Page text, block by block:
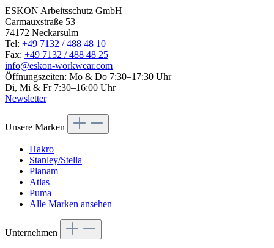
ESKON Arbeitsschutz GmbH
Carmauxstraße 53
74172 Neckarsulm
Tel: +49 7132 / 488 48 10
Fax: +49 7132 / 488 48 25
info@eskon-workwear.com
Öffnungszeiten: Mo & Do 7:30–17:30 Uhr
Di, Mi & Fr 7:30–16:00 Uhr
Newsletter
Unsere Marken
Hakro
Stanley/Stella
Planam
Atlas
Puma
Alle Marken ansehen
Unternehmen